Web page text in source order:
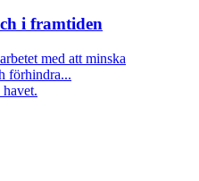
i framtiden
med att minska
förhindra...